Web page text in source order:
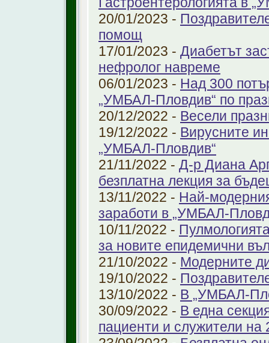
20/01/2023 -
помощ
17/01/2023 - Диабетът
нефролог навреме
06/01/2023 - Над 300
„УМБАЛ-Пловдив“ по
20/12/2022 - Весели
19/12/2022 - Вирусните
„УМБАЛ-Пловдив“
21/11/2022 - Д-р Диана
безплатна лекция за
13/11/2022 - Най-
заработи в „УМБАЛ-
10/11/2022 -
за новите епидемични
21/10/2022 - Модерните
19/10/2022 -
13/10/2022 - В „УМБАЛ-
30/09/2022 - В една
пациенти и служители на